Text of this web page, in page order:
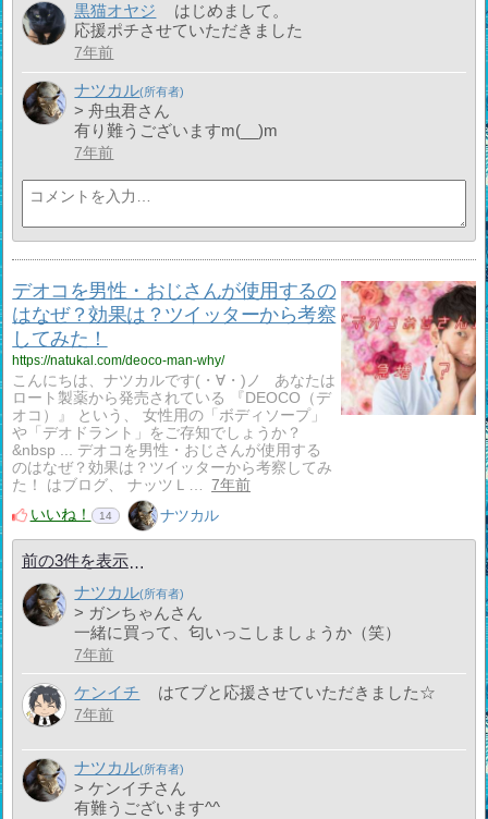
黒猫オヤジ
はじめまして。
応援ポチさせていただきました
7年前
ナツカル
> 舟虫君さん
有り難うございますm(__)m
7年前
デオコを男性・おじさんが使用するの
はなぜ？効果は？ツイッターから考察
してみた！
https://natukal.com/deoco-man-why/
こんにちは、ナツカルです(・∀・)ノ あなたは
ロート製薬から発売されている 『DEOCO（デ
オコ）』 という、 女性用の「ボディソープ」
や「デオドラント」をご存知でしょうか？
&nbsp ... デオコを男性・おじさんが使用する
のはなぜ？効果は？ツイッターから考察してみ
た！ はブログ、 ナッツＬ…
7年前
いいね！
14 ナツカル
前の3件を表示
ナツカル
> ガンちゃんさん
一緒に買って、匂いっこしましょうか（笑）
7年前
ケンイチ はてブと応援させていただきました☆
7年前
ナツカル
> ケンイチさん
有難うございます^^